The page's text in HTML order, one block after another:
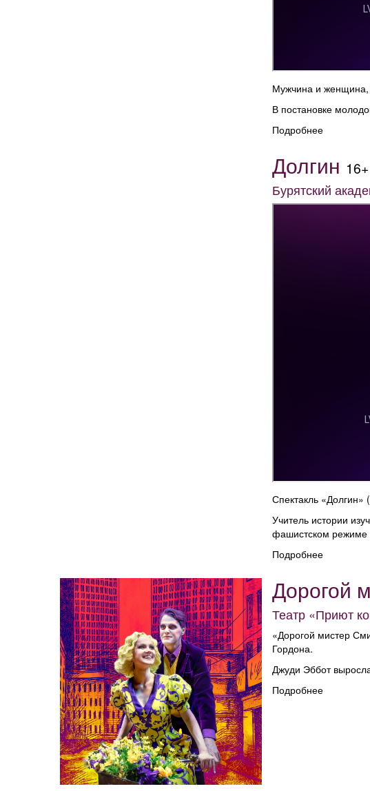
Мужчина и женщина,
В постановке
Подробнее
Долгин 16+
Бурятский
Спектакль
Учитель истории
фашистском режиме
Подробнее
Дорогой
Театр «Приют
«Дорогой мистер
Гордона.
Джуди Эббот
Подробнее